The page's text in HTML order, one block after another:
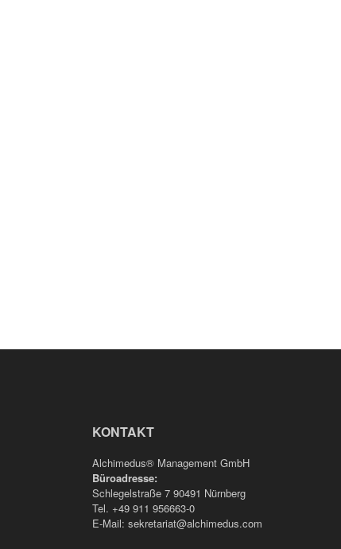
KONTAKT
Alchimedus® Management GmbH
Büroadresse:
Schlegelstraße 7 90491 Nürnberg
Tel. +49 911 956663-0
E-Mail: sekretariat@alchimedus.com